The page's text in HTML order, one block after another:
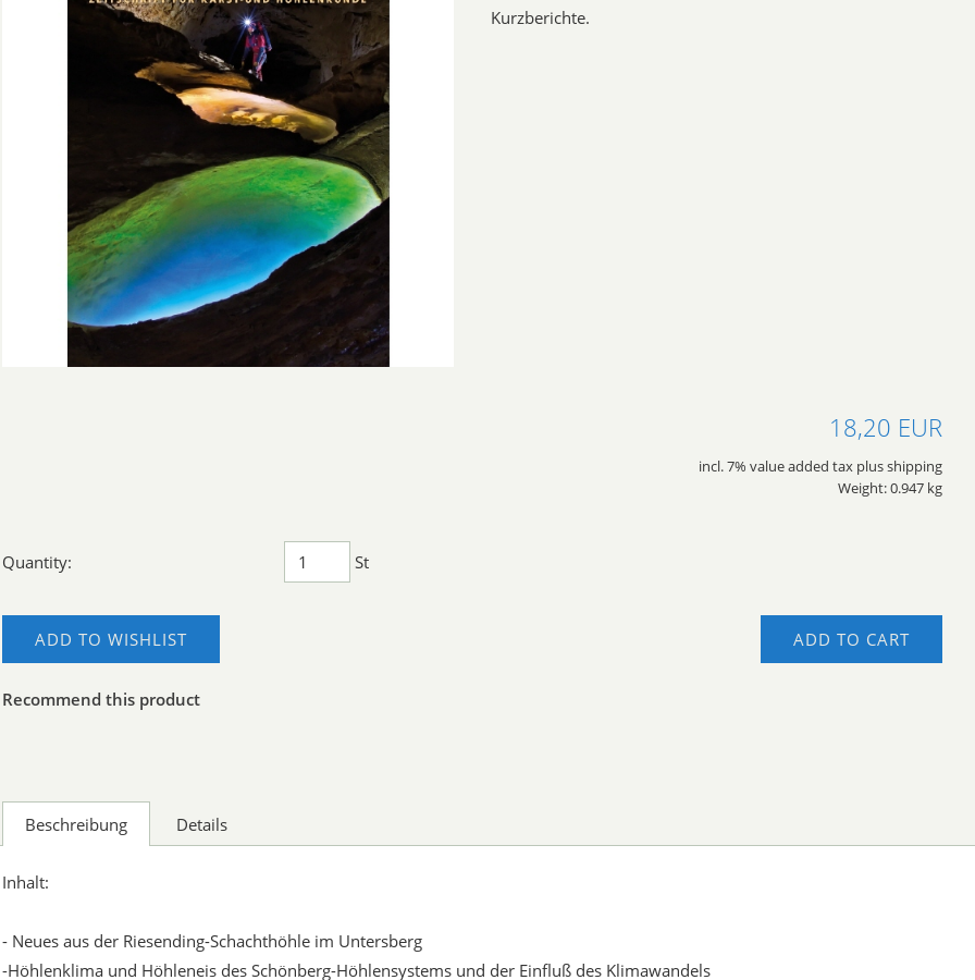
Kurzberichte.
18,20 EUR
incl. 7% value added tax plus shipping
Weight: 0.947 kg
Quantity: St
ADD TO CART
ADD TO WISHLIST
Recommend this product
Beschreibung Details
Inhalt:
- Neues aus der Riesending-Schachthöhle im Untersberg
-Höhlenklima und Höhleneis des Schönberg-Höhlensystems und der Einfluß des Klimawandels